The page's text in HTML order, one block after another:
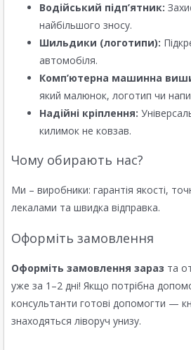
Водійський підп’ятник:
найбільшого зносу.
Шильдики (логотипи):
автомобіля.
Комп’ютерна машинна
який малюнок, логотип чи
Надійні кріплення:
килимок не ковзав.
Чому обирають нас?
Ми – виробники: гарантія якості,
лекалами та швидка відправка.
Оформіть замовлення
Оформіть замовлення зараз та
уже за 1–2 дні! Якщо потрібна
консультанти готові допомогти —
знаходяться ліворуч унизу.